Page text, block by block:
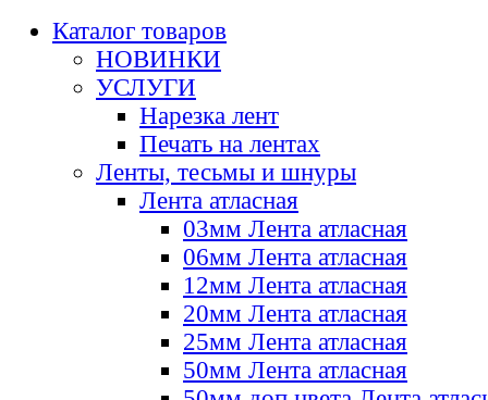
Каталог товаров
НОВИНКИ
УСЛУГИ
Нарезка лент
Печать на лентах
Ленты, тесьмы и шнуры
Лента атласная
03мм Лента атласная
06мм Лента атласная
12мм Лента атласная
20мм Лента атласная
25мм Лента атласная
50мм Лента атласная